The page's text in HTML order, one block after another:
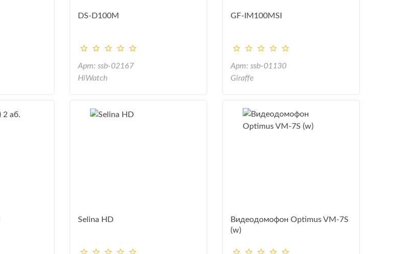
DS-D100M
Арт: ssb-02167
HiWatch
GF-IM100MSI
Арт: ssb-01130
Giraffe
Selina HD
Видеодомофон Optimus VM-7S
(w)